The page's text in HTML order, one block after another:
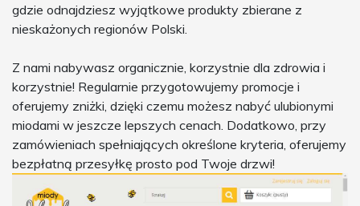
gdzie odnajdziesz wyjątkowe produkty zbierane z
nieskażonych regionów Polski.
Z nami nabywasz organicznie, korzystnie dla zdrowia i
korzystnie! Regularnie przygotowujemy promocje i
oferujemy zniżki, dzięki czemu możesz nabyć ulubionymi
miodami w jeszcze lepszych cenach. Dodatkowo, przy
zamówieniach spełniających określone kryteria, oferujemy
bezpłatną przesyłkę prosto pod Twoje drzwi!